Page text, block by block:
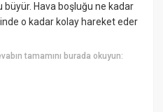
Hava boşluğu ne kadar
o kadar kolay hareket eder
tamamını burada okuyun: